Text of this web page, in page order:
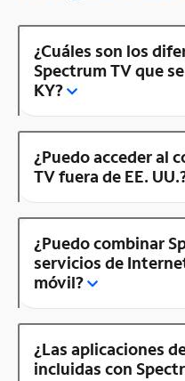
¿Cuáles son los
Spectrum TV que
KY?
¿Puedo acceder al
TV fuera de EE.
¿Puedo combinar
servicios de
móvil?
¿Las aplicaciones
incluidas con